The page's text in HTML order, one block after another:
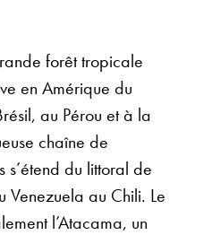
forêt tropicale
en Amérique du
au Pérou et à la
chaîne de
s’étend du littoral de
Venezuela au Chili. Le
l’Atacama, un